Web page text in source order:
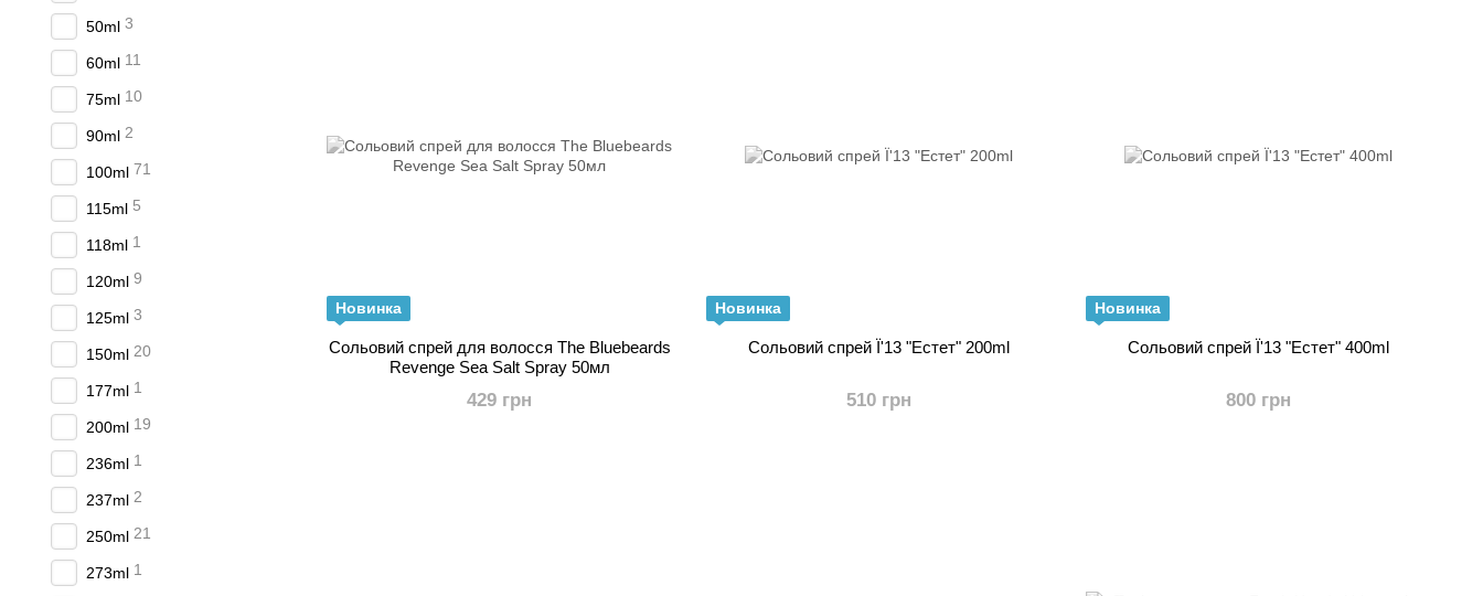
Новинка
Сольовий спрей для волосся The Bluebeards
Revenge Sea Salt Spray 50мл
429 грн
Новинка
Сольовий спрей Ї'13 "Естет" 200ml
510 грн
Новинка
Сольовий спрей Ї'13 "Естет" 400ml
800 грн
50ml 3
60ml 11
75ml 10
90ml 2
100ml 71
115ml 5
118ml 1
120ml 9
125ml 3
150ml 20
177ml 1
200ml 19
236ml 1
237ml 2
250ml 21
273ml 1